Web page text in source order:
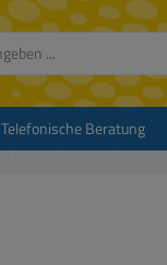
Telefonische Beratung